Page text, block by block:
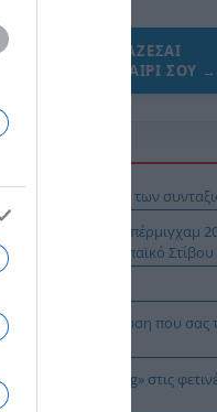
ΌΣΑ ΧΡΕΙΆΖΕΣΑΙ
ΓΙΑ ΤΟ ΚΑΛΟΚΑΊΡΙ ΣΟΥ →
το κύμα φυγής των
μέτρηση για το Μπέρμιγχαμ
στο Ευρωπαϊκό Στίβου
να κάνετε σε περίπτωση που σας
«smart spending» στις